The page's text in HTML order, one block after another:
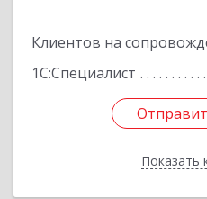
Клиентов на
1С:Специалист
Показать